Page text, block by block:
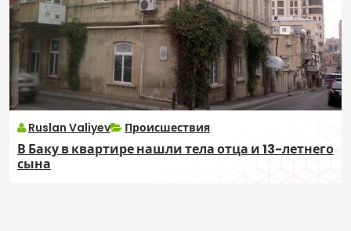
Ruslan Valiyev Происшествия
В Баку в квартире нашли тела отца и 13-летнего
сына